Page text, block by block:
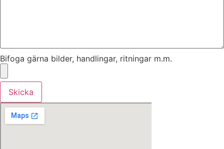
Bifoga gärna bilder, handlingar, ritningar m.m.
Skicka